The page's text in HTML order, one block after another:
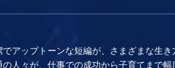
アップトーンな短編が、さまざまな生
人々が、仕事での成功から子育てまで